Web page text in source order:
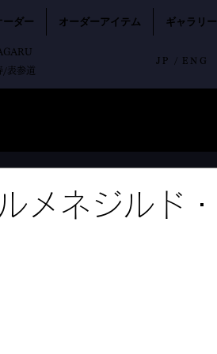
ーダー オーダーアイテム ギャラリー
/表参道
ENG
JP /
メネジルド・